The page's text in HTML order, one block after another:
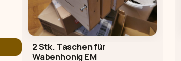
2 Stk. Taschen für
Wabenhonig EM